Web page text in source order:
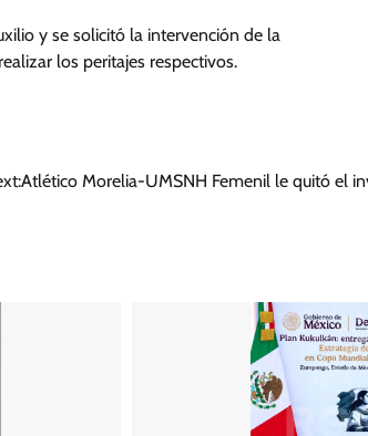
y se solicitó la intervención de la
los peritajes respectivos.
Atlético Morelia-UMSNH Femenil le quitó el